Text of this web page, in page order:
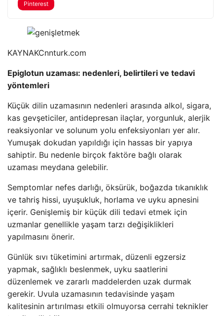
Pinterest
KAYNAKCnnturk.com
Epiglotun uzaması: nedenleri, belirtileri ve tedavi
yöntemleri
Küçük dilin uzamasının nedenleri arasında alkol, sigara,
kas gevşeticiler, antidepresan ilaçlar, yorgunluk, alerjik
reaksiyonlar ve solunum yolu enfeksiyonları yer alır.
Yumuşak dokudan yapıldığı için hassas bir yapıya
sahiptir. Bu nedenle birçok faktöre bağlı olarak
uzaması meydana gelebilir.
Semptomlar nefes darlığı, öksürük, boğazda tıkanıklık
ve tahriş hissi, uyuşukluk, horlama ve uyku apnesini
içerir. Genişlemiş bir küçük dili tedavi etmek için
uzmanlar genellikle yaşam tarzı değişiklikleri
yapılmasını önerir.
Günlük sıvı tüketimini artırmak, düzenli egzersiz
yapmak, sağlıklı beslenmek, uyku saatlerini
düzenlemek ve zararlı maddelerden uzak durmak
gerekir. Uvula uzamasının tedavisinde yaşam
kalitesinin artırılması etkili olmuyorsa cerrahi teknikler